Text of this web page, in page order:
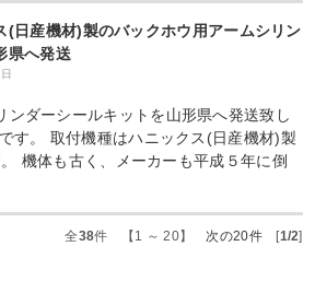
(日産機材)製のバックホウ用アームシリン
県へ発送
ンダーシールキットを山形県へ発送致し
す。 取付機種はハニックス(日産機材)製
機体も古く、メーカーも平成５年に倒
全38件 【1 ～ 20】 次の20件[1/2]